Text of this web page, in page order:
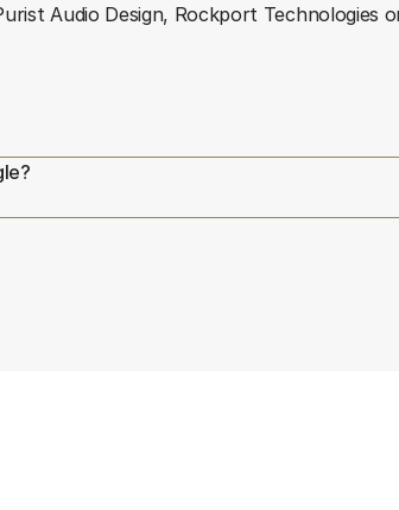
Audio Design, Rockport Technologies